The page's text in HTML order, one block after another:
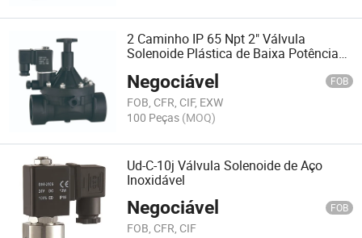
2 Caminho IP 65 Npt 2" Válvula
Solenoide Plástica de Baixa Potência
Negociável FOB
FOB, CFR, CIF, EXW
100 Peças (MOQ)
Ud-C-10j Válvula Solenoide de Aço
Inoxidável
Negociável FOB
FOB, CFR, CIF